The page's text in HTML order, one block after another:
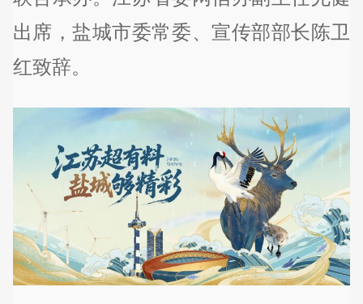
出席，盐城市委常委、宣传部部长陈卫
红致辞。